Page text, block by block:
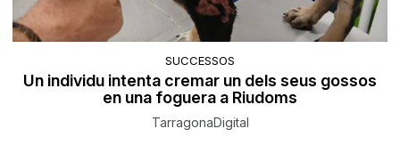
SUCCESSOS
Un individu intenta cremar un dels seus gossos
en una foguera a Riudoms
TarragonaDigital